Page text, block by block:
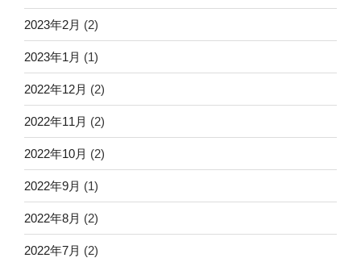
2023年2月 (2)
2023年1月 (1)
2022年12月 (2)
2022年11月 (2)
2022年10月 (2)
2022年9月 (1)
2022年8月 (2)
2022年7月 (2)